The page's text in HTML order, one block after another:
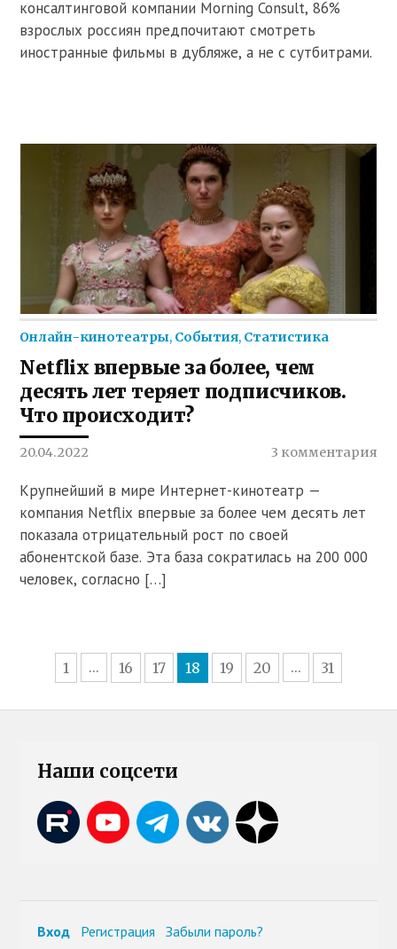
консалтинговой компании Morning Consult, 86%
взрослых россиян предпочитают смотреть
иностранные фильмы в дубляже, а не с сутбитрами.
Онлайн-кинотеатры, События, Статистика
Netflix впервые за более, чем
десять лет теряет подписчиков.
Что происходит?
20.04.2022 3 комментария
Крупнейший в мире Интернет-кинотеатр —
компания Netflix впервые за более чем десять лет
показала отрицательный рост по своей
абонентской базе. Эта база сократилась на 200 000
человек, согласно […]
1 ... 16 17 18 19 20 ... 31
Наши соцсети
Вход Регистрация
Забыли пароль?